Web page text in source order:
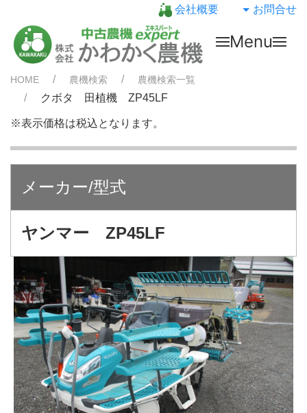
会社概要 お問合せ
Menu
HOME 農機検索 農機検索一覧
クボタ 田植機 ZP45LF
※表示価格は税込となります。
メーカー/型式
ヤンマー ZP45LF